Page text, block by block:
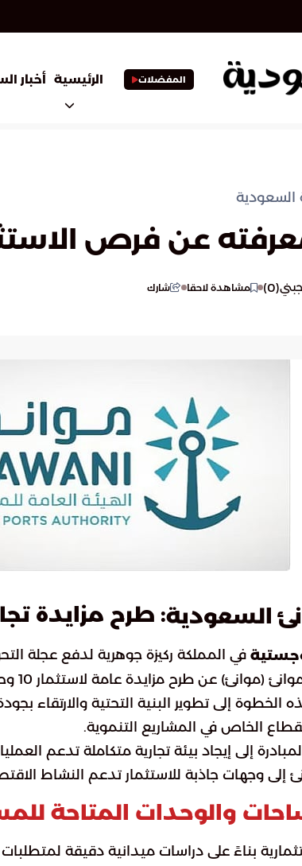
المفضلات الرئيسية أخبار
السعودية
عن فرص
(
0
) مشاهدة لاحقا شارك
السعودية: طرح مزايدة
في المملكة ركيزة جوهرية لدفع عجلة
كشفت
إلى تطوير البنية التحتية والارتقاء
الخاص في المشاريع التنموية.
إلى إيجاد بيئة تجارية متكاملة تدعم
إلى وجهات جاذبة للاستثمار تدعم النشاط
والوحدات المتاحة
بناءً على دراسات ميدانية دقيقة